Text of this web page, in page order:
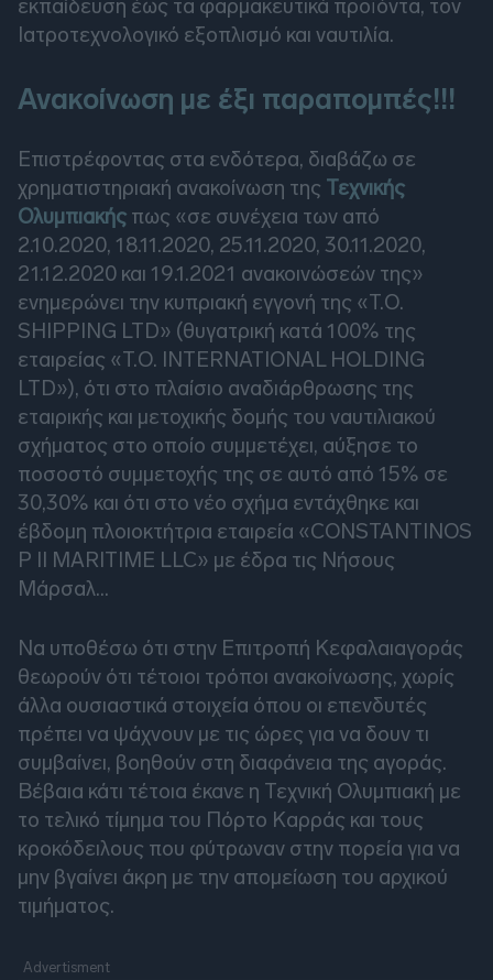
εκπαίδευση έως τα φαρμακευτικά προϊόντα, τον
Ιατροτεχνολογικό εξοπλισμό και ναυτιλία.
Ανακοίνωση με έξι παραπομπές!!!
Επιστρέφοντας στα ενδότερα, διαβάζω σε
χρηματιστηριακή ανακοίνωση της Τεχνικής
Ολυμπιακής πως «σε συνέχεια των από
2.10.2020, 18.11.2020, 25.11.2020, 30.11.2020,
21.12.2020 και 19.1.2021 ανακοινώσεών της»
ενημερώνει την κυπριακή εγγονή της «T.O.
SHIPPING LTD» (θυγατρική κατά 100% της
εταιρείας «T.O. INTERNATIONAL HOLDING
LTD»), ότι στο πλαίσιο αναδιάρθρωσης της
εταιρικής και μετοχικής δομής του ναυτιλιακού
σχήματος στο οποίο συμμετέχει, αύξησε το
ποσοστό συμμετοχής της σε αυτό από 15% σε
30,30% και ότι στο νέο σχήμα εντάχθηκε και
έβδομη πλοιοκτήτρια εταιρεία «CONSTANTINOS
P II MARITIME LLC» με έδρα τις Νήσους
Μάρσαλ…
Να υποθέσω ότι στην Επιτροπή Κεφαλαιαγοράς
θεωρούν ότι τέτοιοι τρόποι ανακοίνωσης, χωρίς
άλλα ουσιαστικά στοιχεία όπου οι επενδυτές
πρέπει να ψάχνουν με τις ώρες για να δουν τι
συμβαίνει, βοηθούν στη διαφάνεια της αγοράς.
Βέβαια κάτι τέτοια έκανε η Τεχνική Ολυμπιακή με
το τελικό τίμημα του Πόρτο Καρράς και τους
κροκόδειλους που φύτρωναν στην πορεία για να
μην βγαίνει άκρη με την απομείωση του αρχικού
τιμήματος.